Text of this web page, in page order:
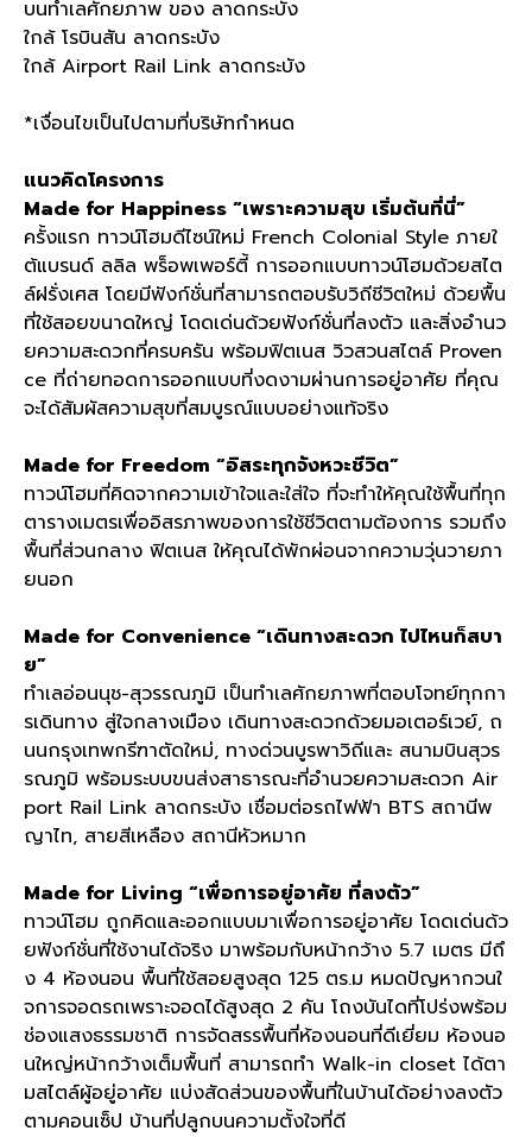
บนทำเลศักยภาพ ของ ลาดกระบัง
ใกล้ โรบินสัน ลาดกระบัง
ใกล้ Airport Rail Link ลาดกระบัง
*เงื่อนไขเป็นไปตามที่บริษัทกำหนด
แนวคิดโครงการ
Made for Happiness “เพราะความสุข เริ่มต้นที่นี่”
ครั้งแรก ทาวน์โฮมดีไซน์ใหม่ French Colonial Style ภายใ
ต้แบรนด์ ลลิล พร็อพเพอร์ตี้ การออกแบบทาวน์โฮมด้วยสไต
ล์ฝรั่งเศส โดยมีฟังก์ชั่นที่สามารถตอบรับวิถีชีวิตใหม่ ด้วยพื้น
ที่ใช้สอยขนาดใหญ่ โดดเด่นด้วยฟังก์ชั่นที่ลงตัว และสิ่งอำนว
ยความสะดวกที่ครบครัน พร้อมฟิตเนส วิวสวนสไตล์ Proven
ce ที่ถ่ายทอดการออกแบบที่งดงามผ่านการอยู่อาศัย ที่คุณ
จะได้สัมผัสความสุขที่สมบูรณ์แบบอย่างแท้จริง
Made for Freedom “อิสระทุกจังหวะชีวิต”
ทาวน์โฮมที่คิดจากความเข้าใจและใส่ใจ ที่จะทำให้คุณใช้พื้นที่ทุก
ตารางเมตรเพื่ออิสรภาพของการใช้ชีวิตตามต้องการ รวมถึง
พื้นที่ส่วนกลาง ฟิตเนส ให้คุณได้พักผ่อนจากความวุ่นวายภา
ยนอก
Made for Convenience “เดินทางสะดวก ไปไหนก็สบา
ย”
ทำเลอ่อนนุช-สุวรรณภูมิ เป็นทำเลศักยภาพที่ตอบโจทย์ทุกกา
รเดินทาง สู่ใจกลางเมือง เดินทางสะดวกด้วยมอเตอร์เวย์, ถ
นนกรุงเทพกรีฑาตัดใหม่, ทางด่วนบูรพาวิถีและ สนามบินสุวร
รณภูมิ พร้อมระบบขนส่งสาธารณะที่อำนวยความสะดวก Air
port Rail Link ลาดกระบัง เชื่อมต่อรถไฟฟ้า BTS สถานีพ
ญาไท, สายสีเหลือง สถานีหัวหมาก
Made for Living “เพื่อการอยู่อาศัย ที่ลงตัว”
ทาวน์โฮม ถูกคิดและออกแบบมาเพื่อการอยู่อาศัย โดดเด่นด้ว
ยฟังก์ชั่นที่ใช้งานได้จริง มาพร้อมกับหน้ากว้าง 5.7 เมตร มีถึ
ง 4 ห้องนอน พื้นที่ใช้สอยสูงสุด 125 ตร.ม หมดปัญหากวนใ
จการจอดรถเพราะจอดได้สูงสุด 2 คัน โถงบันไดที่โปร่งพร้อม
ช่องแสงธรรมชาติ การจัดสรรพื้นที่ห้องนอนที่ดีเยี่ยม ห้องนอ
นใหญ่หน้ากว้างเต็มพื้นที่ สามารถทำ Walk-in closet ได้ตา
มสไตล์ผู้อยู่อาศัย แบ่งสัดส่วนของพื้นที่ในบ้านได้อย่างลงตัว
ตามคอนเซ็ป บ้านที่ปลูกบนความตั้งใจที่ดี